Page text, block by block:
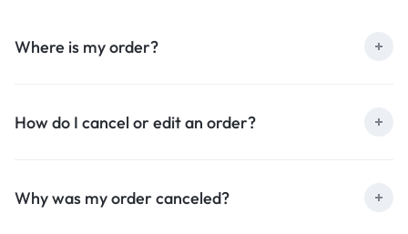
Where is my order?
How do I cancel or edit an order?
Why was my order canceled?